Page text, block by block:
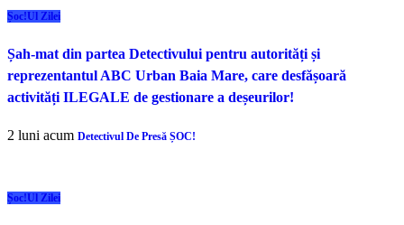
Șoc!ul Zilei
Șah-mat din partea Detectivului pentru autorități și
reprezentantul ABC Urban Baia Mare, care desfășoară
activități ILEGALE de gestionare a deșeurilor!
2 luni acum Detectivul De Presă ȘOC!
Șoc!ul Zilei